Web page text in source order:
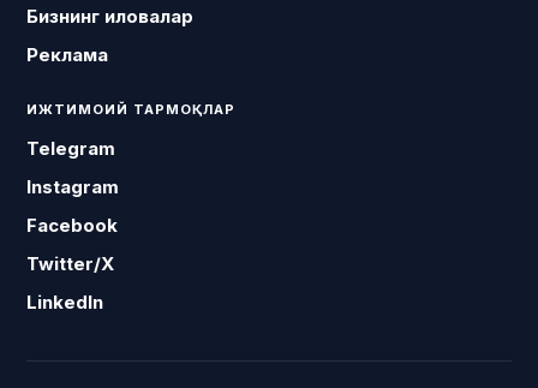
Бизнинг иловалар
Реклама
ИЖТИМОИЙ ТАРМОҚЛАР
Telegram
Instagram
Facebook
Twitter/X
LinkedIn